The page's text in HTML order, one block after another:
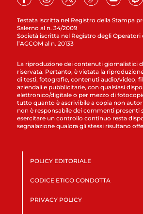
Testata iscritta nel Registro della Stampa
Salerno al n. 34/2009
Società iscritta nel Registro degli
l’AGCOM al n. 20133
La riproduzione dei contenuti giornalistici
riservata. Pertanto, è vietata la
di testi, fotografie, contenuti audio/video,
aziendali e pubblicitarie, con qualsiasi
elettronico/digitale o per mezzo di
tutto quanto è ascrivibile a copia non
non è responsabile dei commenti presenti
esercitare un controllo continuo resta
segnalazione qualora gli stessi risultano
POLICY EDITORIALE
CODICE ETICO CONDOTTA
PRIVACY POLICY